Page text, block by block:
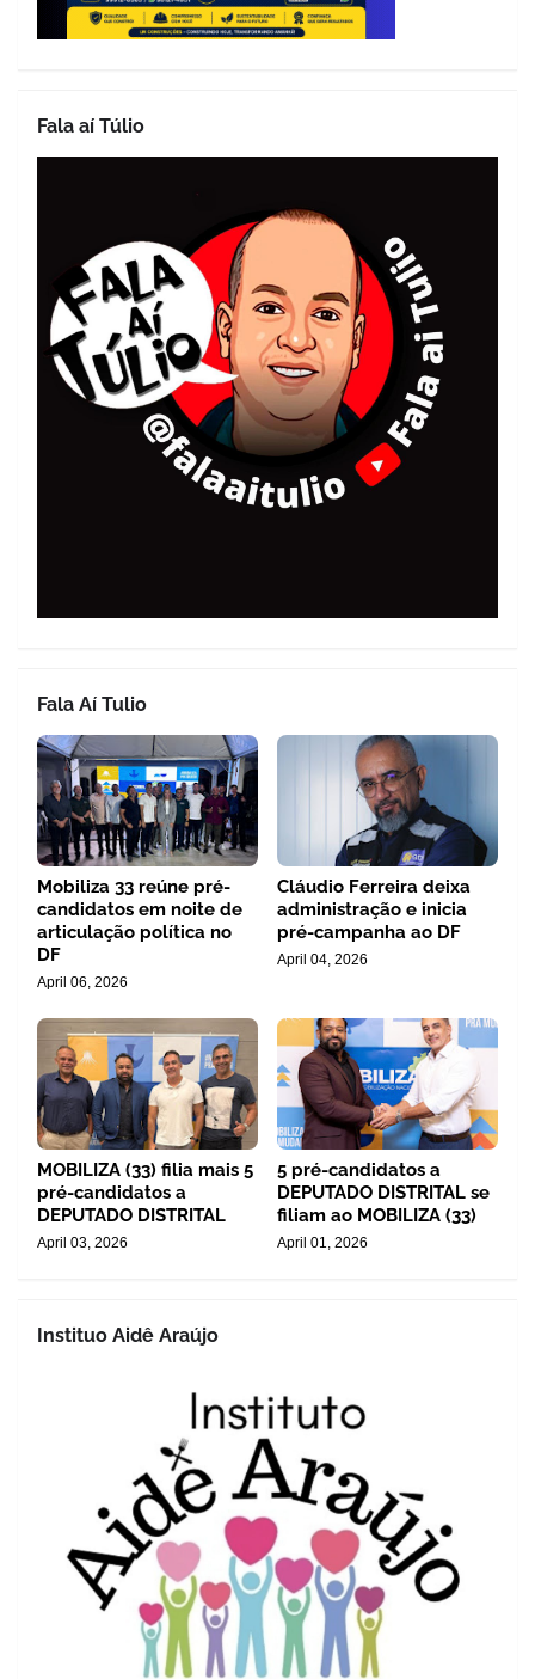
Fala aí Túlio
Fala Aí Tulio
Mobiliza 33 reúne pré-
candidatos em noite de
articulação política no
DF
April 06, 2026
Cláudio Ferreira deixa
administração e inicia
pré-campanha ao DF
April 04, 2026
MOBILIZA (33) filia mais 5
pré-candidatos a
DEPUTADO DISTRITAL
April 03, 2026
5 pré-candidatos a
DEPUTADO DISTRITAL se
filiam ao MOBILIZA (33)
April 01, 2026
Instituo Aidê Araújo